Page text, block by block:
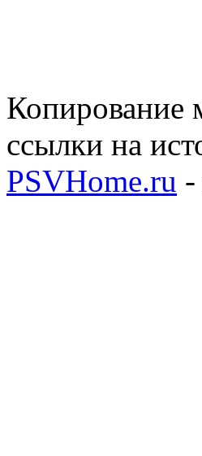
Копирование
ссылки на
PSVHome.ru -